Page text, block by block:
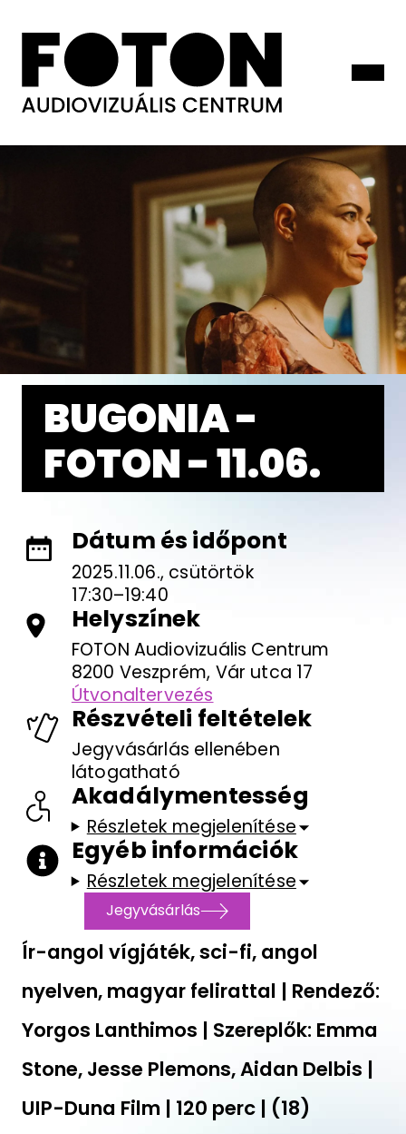
BUGONIA -
FOTON - 11.06.
Ír-angol vígjáték, sci-fi, angol
nyelven, magyar felirattal | Rendező:
Yorgos Lanthimos | Szereplők: Emma
Stone, Jesse Plemons, Aidan Delbis |
UIP-Duna Film | 120 perc | (18)
Dátum és időpont
2025.11.06., csütörtök
17:30–19:40
Helyszínek
FOTON Audiovizuális Centrum
8200 Veszprém, Vár utca 17
Útvonaltervezés
Részvételi feltételek
Jegyvásárlás ellenében
látogatható
Akadálymentesség
Részletek megjelenítése
Egyéb információk
Részletek megjelenítése
Jegyvásárlás